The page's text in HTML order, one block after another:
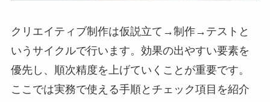
クリエイティブ制作は仮説立て→制作→テストと
いうサイクルで行います。効果の出やすい要素を
優先し、順次精度を上げていくことが重要です。
ここでは実務で使える手順とチェック項目を紹介